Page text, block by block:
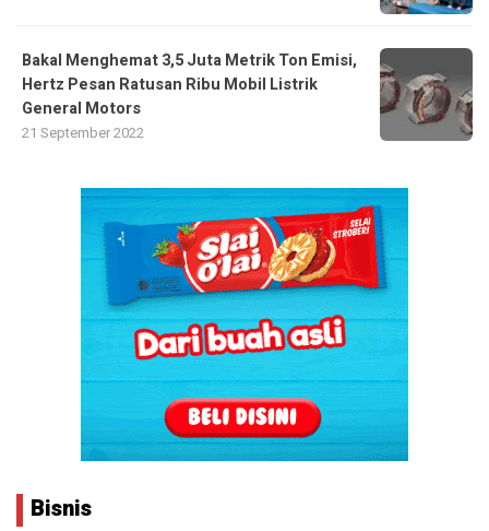
Bakal Menghemat 3,5 Juta Metrik Ton Emisi,
Hertz Pesan Ratusan Ribu Mobil Listrik
General Motors
21 September 2022
Bisnis